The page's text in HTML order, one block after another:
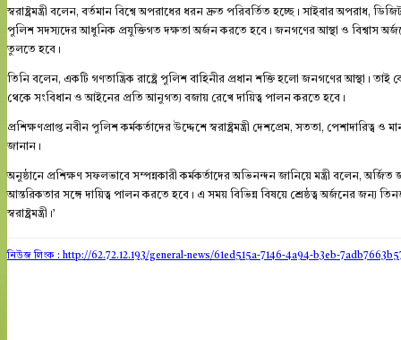
স্বরাষ্ট্রমন্ত্রী বলেন, বর্তমান বিশ্বে অপরাধের ধরন দ্রুত পরিবর্তিত হচ্ছে। সাইবার অপরাধ,
পুলিশ সদস্যদের আধুনিক প্রযুক্তিগত দক্ষতা অর্জন করতে হবে। জনগণের আস্থা ও বিশ্বাস
তুলতে হবে।
তিনি বলেন, একটি গণতান্ত্রিক রাষ্ট্রে পুলিশ বাহিনীর প্রধান শক্তি হলো জনগণের আস্থা। তাই
থেকে সংবিধান ও আইনের প্রতি আনুগত্য বজায় রেখে দায়িত্ব পালন করতে হবে।
প্রশিক্ষণপ্রাপ্ত নবীন পুলিশ কর্মকর্তাদের উদ্দেশে স্বরাষ্ট্রমন্ত্রী দেশপ্রেম, সততা,
জানান।
অনুষ্ঠানে প্রশিক্ষণ সফলভাবে সম্পন্নকারী কর্মকর্তাদের অভিনন্দন জানিয়ে মন্ত্রী বলেন,
আন্তরিকতার সঙ্গে দায়িত্ব পালন করতে হবে। এ সময় বিভিন্ন বিষয়ে শ্রেষ্ঠত্ব অর্জনের জন্য
স্বরাষ্ট্রমন্ত্রী।’
নিউজ লিংক : http://62.72.12.193/general-news/61ed515a-7146-4a94-b3eb-